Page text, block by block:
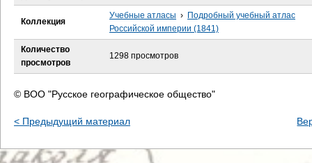
Коллекция
Учебные атласы › Подробный учебный атлас
Российской империи (1841)
Количество
просмотров
1298 просмотров
© ВОО "Русское географическое общество"
< Предыдущий материал